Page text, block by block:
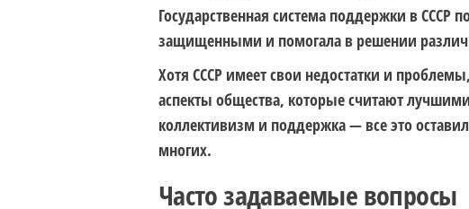
Государственная система поддержки в СССР
защищенными и помогала в решении
Хотя СССР имеет свои недостатки и
аспекты общества, которые считают
коллективизм и поддержка — все это
многих.
Часто задаваемые вопросы